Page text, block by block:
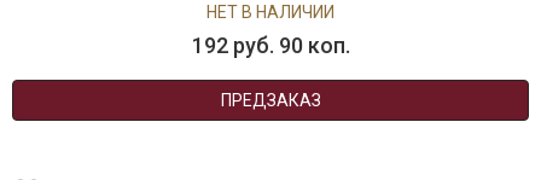
НЕТ В НАЛИЧИИ
192 руб. 90 коп.
ПРЕДЗАКАЗ